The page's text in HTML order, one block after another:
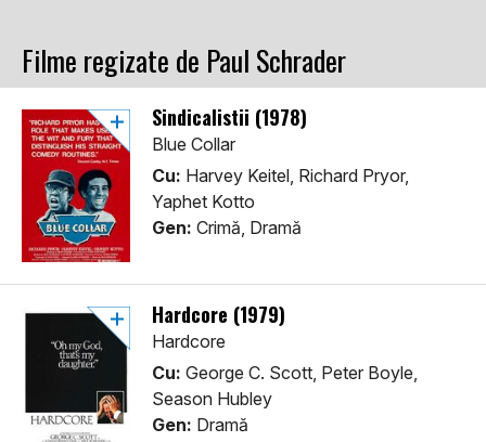
Filme regizate de Paul Schrader
Sindicalistii (1978)
Blue Collar
Cu: Harvey Keitel, Richard Pryor,
Yaphet Kotto
Gen: Crimă, Dramă
Hardcore (1979)
Hardcore
Cu: George C. Scott, Peter Boyle,
Season Hubley
Gen: Dramă